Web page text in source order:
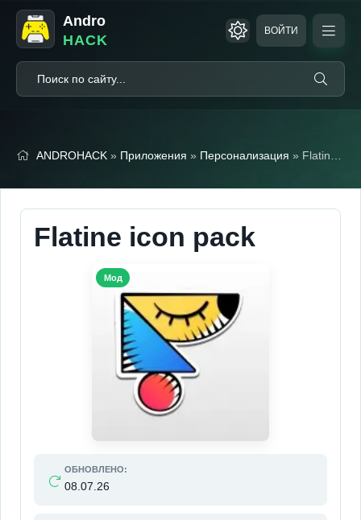
Andro
HACK
ВОЙТИ
ANDROHACK » Приложения » Персонализация » Flatine icon pack
Flatine icon pack
ОБНОВЛЕНО:
08.07.26
Мод